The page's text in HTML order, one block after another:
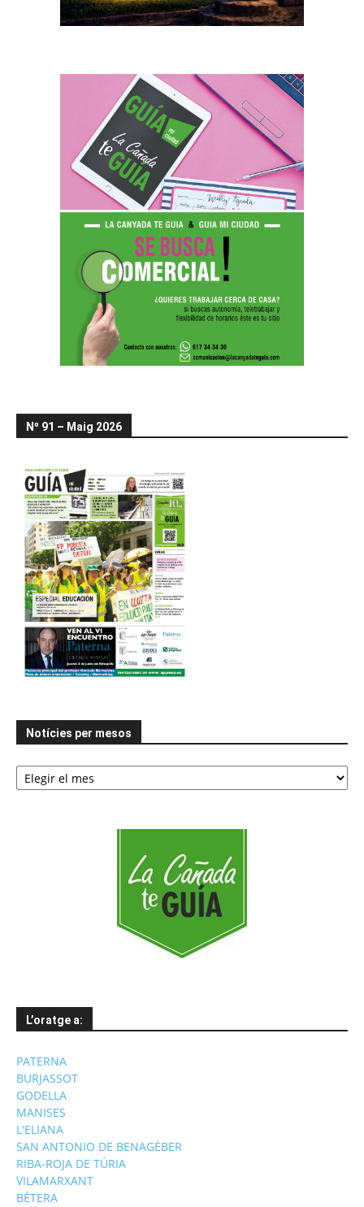
Nº 91 – Maig 2026
Notícies per mesos
Notícies
per
L’oratge a:
PATERNA
BURJASSOT
GODELLA
MANISES
L'ELIANA
SAN ANTONIO DE BENAGÉBER
RIBA-ROJA DE TÚRIA
VILAMARXANT
BÉTERA